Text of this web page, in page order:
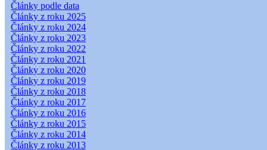
Články podle data
Články z roku 2025
Články z roku 2024
Články z roku 2023
Články z roku 2022
Články z roku 2021
Články z roku 2020
Články z roku 2019
Články z roku 2018
Články z roku 2017
Články z roku 2016
Články z roku 2015
Články z roku 2014
Články z roku 2013